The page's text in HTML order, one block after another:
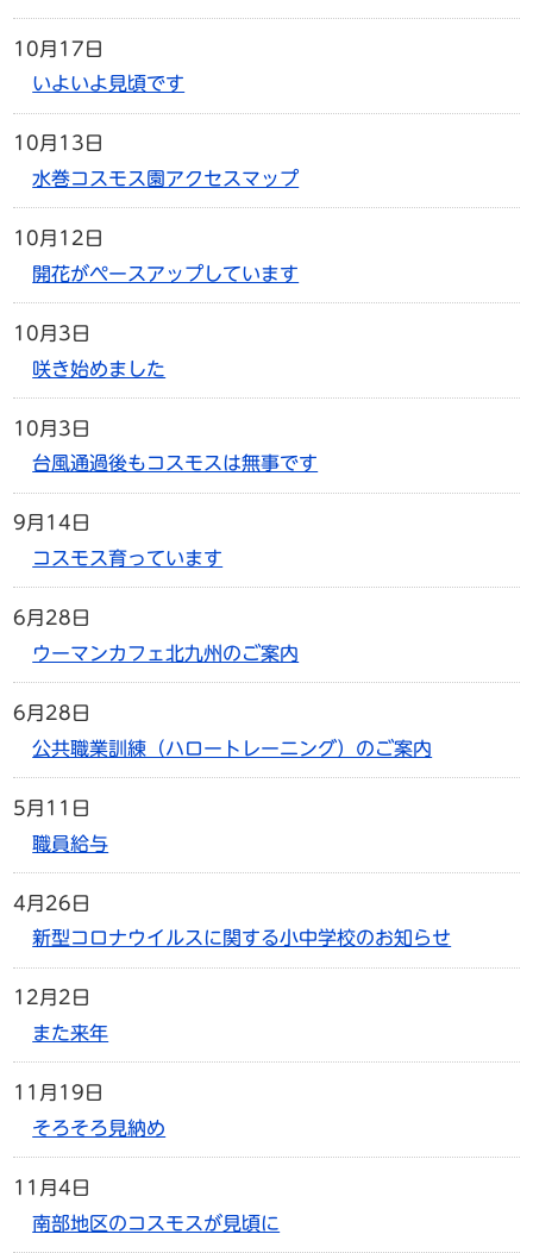
10月17日
いよいよ見頃です
10月13日
水巻コスモス園アクセスマップ
10月12日
開花がペースアップしています
10月3日
咲き始めました
10月3日
台風通過後もコスモスは無事です
9月14日
コスモス育っています
6月28日
ウーマンカフェ北九州のご案内
6月28日
公共職業訓練（ハロートレーニング）のご案内
5月11日
職員給与
4月26日
新型コロナウイルスに関する小中学校のお知らせ
12月2日
また来年
11月19日
そろそろ見納め
11月4日
南部地区のコスモスが見頃に